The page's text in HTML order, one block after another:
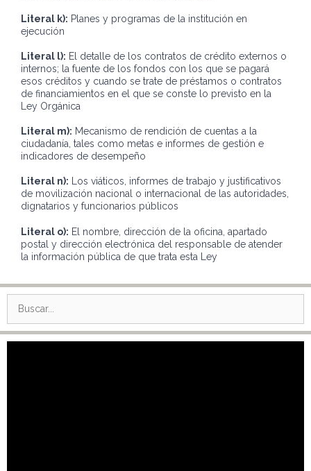
Literal k): Planes y programas de la institución en
ejecución
Literal l): El detalle de los contratos de crédito externos o
internos; la fuente de los fondos con los que se pagará
esos créditos y cuando se trate de préstamos o contratos
de financiamientos en el que se conste lo previsto en la
Ley Orgánica
Literal m): Mecanismo de rendición de cuentas a la
ciudadanía, tales como metas e informes de gestión e
indicadores de desempeño
Literal n): Los viáticos, informes de trabajo y justificativos
de movilización nacional o internacional de las autoridades,
dignatarios y funcionarios públicos
Literal o): El nombre, dirección de la oficina, apartado
postal y dirección electrónica del responsable de atender
la información pública de que trata esta Ley
Buscar: